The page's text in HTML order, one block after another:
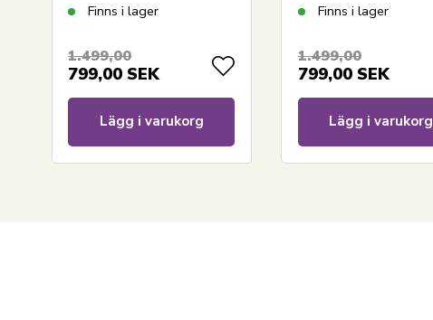
130x200 cm - By Borg
Finns i lager
1.499,00
799,00 SEK
Lägg i varukorg
BorgFinns i lager
1.499,00
799,00 SEK
Lägg i varukorg